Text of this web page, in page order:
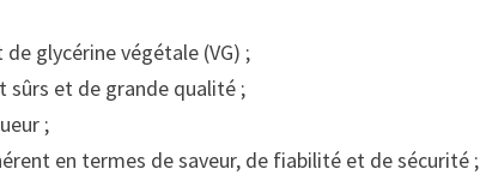
glycérine végétale (VG) ;
sûrs et de grande qualité ;
;
en termes de saveur, de fiabilité et de sécurité ;